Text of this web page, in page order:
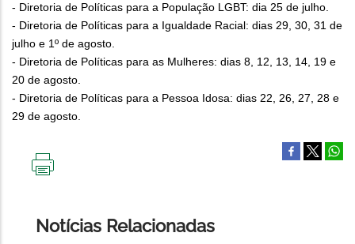
- Diretoria de Políticas para a População LGBT: dia 25 de julho.
- Diretoria de Políticas para a Igualdade Racial: dias 29, 30, 31 de
julho e 1º de agosto.
- Diretoria de Políticas para as Mulheres: dias 8, 12, 13, 14, 19 e
20 de agosto.
- Diretoria de Políticas para a Pessoa Idosa: dias 22, 26, 27, 28 e
29 de agosto.
Notícias Relacionadas